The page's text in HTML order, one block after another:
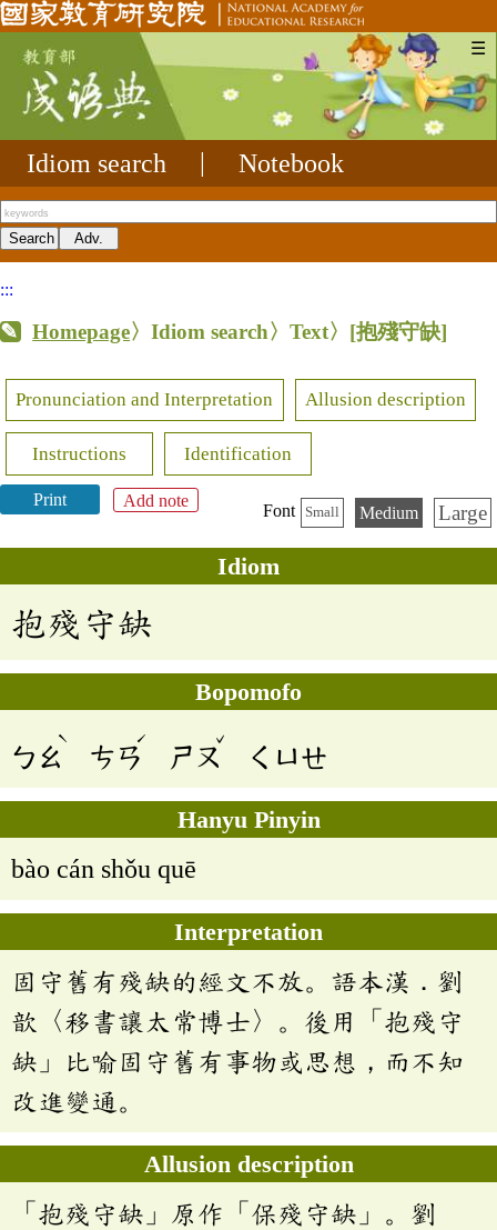
☰
Idiom search Notebook
:::
Homepage〉Idiom search〉Text〉 [抱殘守缺]
Pronunciation and Interpretation Allusion description
Instructions Identification
Print Add note
Font Small Medium Large
Idiom
抱殘守缺
Bopomofo
ㄅㄠ
ˋ
ㄘㄢ
ˊ
ㄕㄡ
ˇ
ㄑㄩㄝ
Hanyu Pinyin
bào cán shǒu quē
Interpretation
固守舊有殘缺的經文不放。語本漢．劉
歆〈移書讓太常博士〉。後用「抱殘守
缺」比喻固守舊有事物或思想，而不知
改進變通。
Allusion description
「抱殘守缺」原作「保殘守缺」。劉